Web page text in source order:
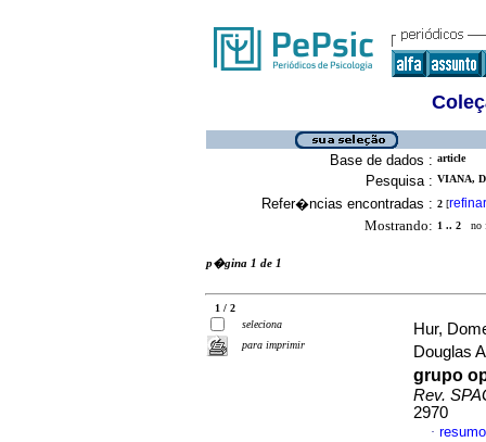
Base de dados : article
Pesquisa : VIANA,
Refer�ncias encontradas : 2 [refinar
Mostrando: 1 .. 2 no
p�gina 1 de 1
1 / 2
seleciona
para imprimir
Hur,
Douglas
grupo
Rev.
2970
·